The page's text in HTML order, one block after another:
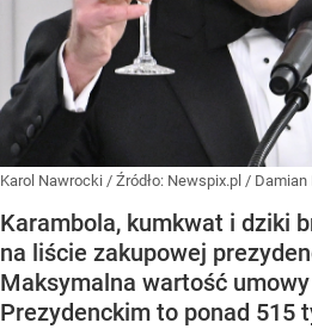
Karol Nawrocki / Źródło: Newspix.pl / Damian
Karambola, kumkwat i dziki
na liście zakupowej
Maksymalna wartość umowy
Prezydenckim to ponad 515